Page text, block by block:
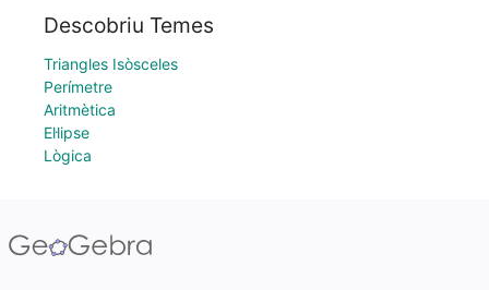
Descobriu Temes
Triangles Isòsceles
Perímetre
Aritmètica
El·lipse
Lògica